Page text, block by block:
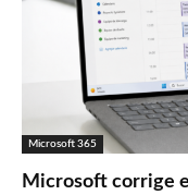
Microsoft 365
Microsoft corrige